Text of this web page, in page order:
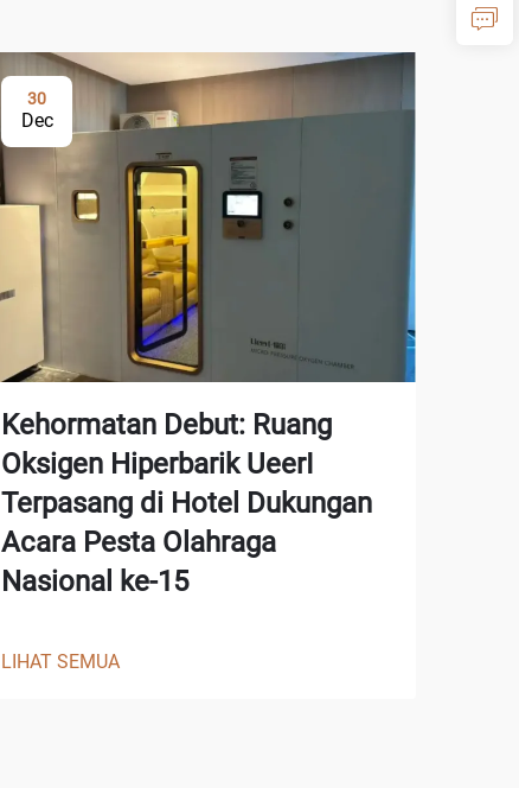
30
Dec
Kehormatan Debut: Ruang
Oksigen Hiperbarik UeerI
Terpasang di Hotel Dukungan
Acara Pesta Olahraga
Nasional ke-15
LIHAT SEMUA